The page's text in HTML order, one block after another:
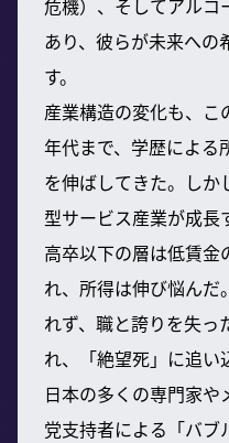
あり、彼らが未来への
す。
産業構造の変化も、
年代まで、学歴による
を伸ばしてきた。しか
型サービス産業が成長
高卒以下の層は低賃金
れ、所得は伸び悩んだ
れず、職と誇りを失っ
れ、「絶望死」に追い
日本の多くの専門家
党支持者による「バブ